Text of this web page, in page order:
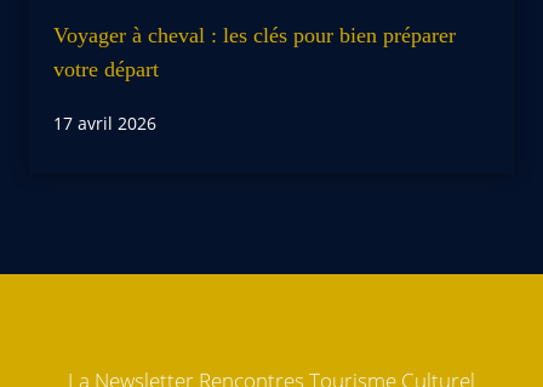
Voyager à cheval : les clés pour bien préparer
votre départ
17 avril 2026
La Newsletter Rencontres Tourisme Culturel